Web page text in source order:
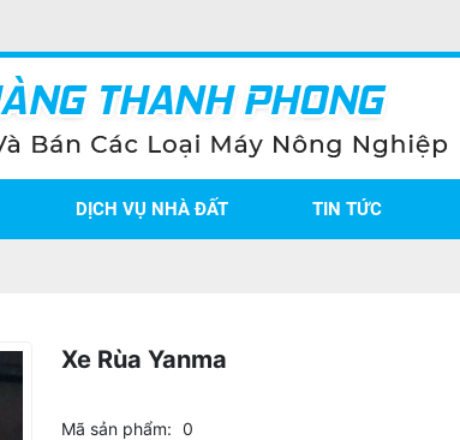
DỊCH VỤ NHÀ ĐẤT TIN TỨC
Xe Rùa Yanma
Mã sản phẩm: 0